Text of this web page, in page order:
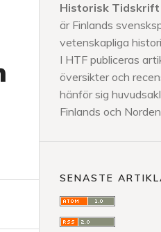
Historisk Tidskrift
är Finlands
vetenskapliga
I HTF publiceras
översikter och
hänför sig
Finlands och
SENASTE